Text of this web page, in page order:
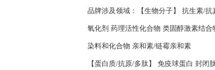
品牌涉及领域：【生物分子】 抗生素/
氧化剂 药理活性化合物 类固醇激素结
染料和化合物 亲和素/链霉亲和素
【蛋白质/抗原/多肽】 免疫球蛋白 封